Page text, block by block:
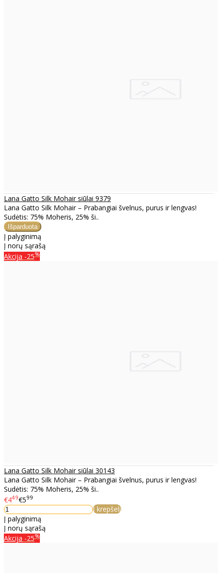
Lana Gatto Silk Mohair siūlai 9379
Lana Gatto Silk Mohair – Prabangiai švelnus, purus ir lengvas!
Sudėtis: 75% Moheris, 25% ši..
Į palyginimą
Į norų sąrašą
Akcija -25%
Lana Gatto Silk Mohair siūlai 30143
Lana Gatto Silk Mohair – Prabangiai švelnus, purus ir lengvas!
Sudėtis: 75% Moheris, 25% ši..
€449€599
Į krepšelį
Į palyginimą
Į norų sąrašą
Akcija -25%